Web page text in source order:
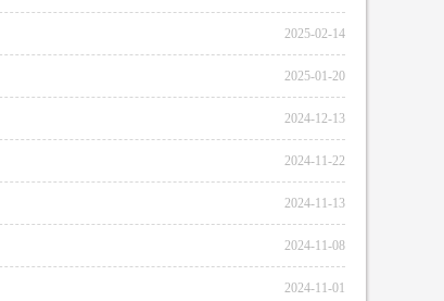
2025-02-14
2025-01-20
2024-12-13
2024-11-22
2024-11-13
2024-11-08
2024-11-01